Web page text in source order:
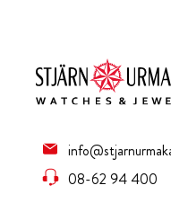
08-62 94 400